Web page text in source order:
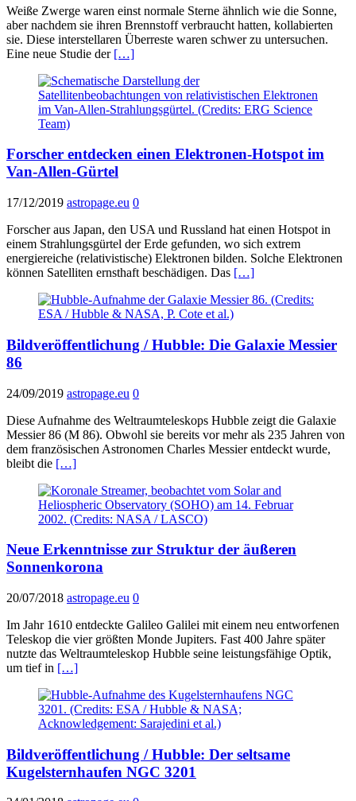
Weiße Zwerge waren einst normale Sterne ähnlich wie die Sonne,
aber nachdem sie ihren Brennstoff verbraucht hatten, kollabierten
sie. Diese interstellaren Überreste waren schwer zu untersuchen.
Eine neue Studie der […]
Forscher entdecken einen Elektronen-Hotspot im
Van-Allen-Gürtel
17/12/2019 astropage.eu 0
Forscher aus Japan, den USA und Russland hat einen Hotspot in
einem Strahlungsgürtel der Erde gefunden, wo sich extrem
energiereiche (relativistische) Elektronen bilden. Solche Elektronen
können Satelliten ernsthaft beschädigen. Das […]
Bildveröffentlichung / Hubble: Die Galaxie Messier
86
24/09/2019 astropage.eu 0
Diese Aufnahme des Weltraumteleskops Hubble zeigt die Galaxie
Messier 86 (M 86). Obwohl sie bereits vor mehr als 235 Jahren von
dem französischen Astronomen Charles Messier entdeckt wurde,
bleibt die […]
Neue Erkenntnisse zur Struktur der äußeren
Sonnenkorona
20/07/2018 astropage.eu 0
Im Jahr 1610 entdeckte Galileo Galilei mit einem neu entworfenen
Teleskop die vier größten Monde Jupiters. Fast 400 Jahre später
nutzte das Weltraumteleskop Hubble seine leistungsfähige Optik,
um tief in […]
Bildveröffentlichung / Hubble: Der seltsame
Kugelsternhaufen NGC 3201